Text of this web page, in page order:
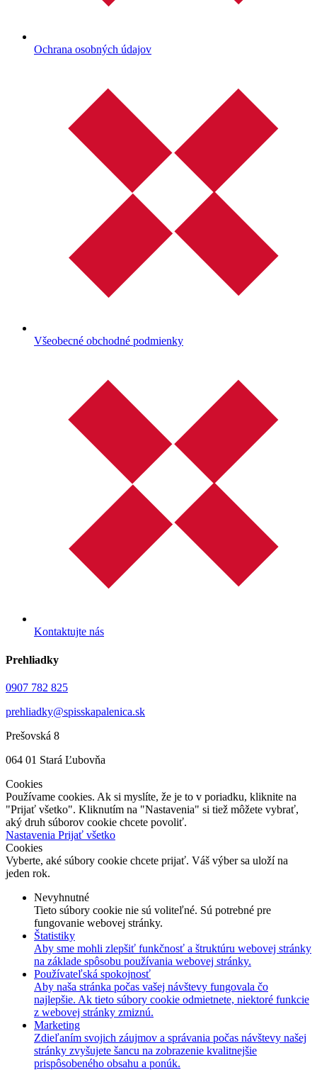
Ochrana osobných údajov
Všeobecné obchodné podmienky
Kontaktujte nás
Prehliadky
0907 782 825
prehliadky@spisskapalenica.sk
Prešovská 8
064 01 Stará Ľubovňa
Cookies
Používame cookies. Ak si myslíte, že je to v poriadku, kliknite na
"Prijať všetko". Kliknutím na "Nastavenia" si tiež môžete vybrať,
aký druh súborov cookie chcete povoliť.
Nastavenia Prijať všetko
Cookies
Vyberte, aké súbory cookie chcete prijať. Váš výber sa uloží na
jeden rok.
Nevyhnutné
Tieto súbory cookie nie sú voliteľné. Sú potrebné pre
fungovanie webovej stránky.
Štatistiky
Aby sme mohli zlepšiť funkčnosť a štruktúru webovej stránky
na základe spôsobu používania webovej stránky.
Používateľská spokojnosť
Aby naša stránka počas vašej návštevy fungovala čo
najlepšie. Ak tieto súbory cookie odmietnete, niektoré funkcie
z webovej stránky zmiznú.
Marketing
Zdieľaním svojich záujmov a správania počas návštevy našej
stránky zvyšujete šancu na zobrazenie kvalitnejšie
prispôsobeného obsahu a ponúk.